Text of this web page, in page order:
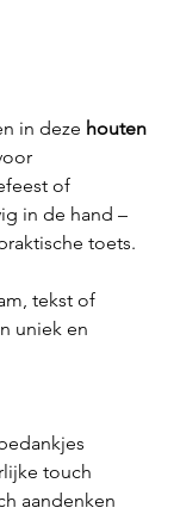
in deze houten
of
in de hand –
toets.
tekst of
uniek en
touch
aandenken